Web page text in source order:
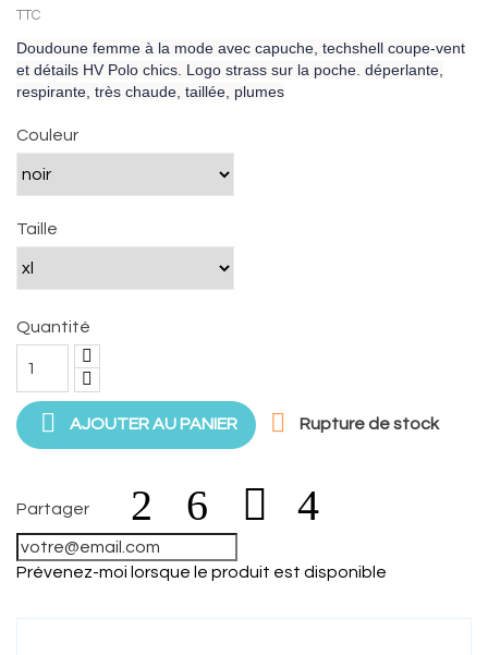
TTC
Doudoune femme à la mode avec capuche, techshell coupe-vent
et détails HV Polo chics. Logo strass sur la poche. déperlante,
respirante, très chaude, taillée, plumes
Couleur
Taille
Quantité
 AJOUTER AU PANIER  Rupture de stock
Partager
Prévenez-moi lorsque le produit est disponible